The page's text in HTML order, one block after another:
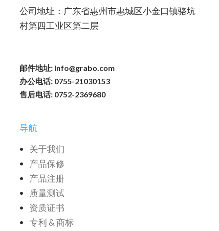
公司地址：广东省惠州市惠城区小金口镇骆坑
村第四工业区第二层
邮件地址: Info@grabo.com
办公电话: 0755-21030153
售后电话: 0752-2369680
导航
关于我们
产品保修
产品注册
质量测试
资质证书
专利 & 商标